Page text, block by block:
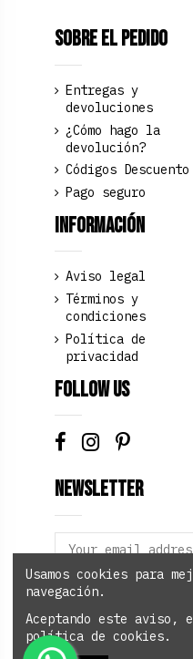
Sobre el pedido
Entregas y
devoluciones
¿Cómo hago la
devolución?
Códigos Descuento
Pago seguro
Información
Aviso legal
Términos y
condiciones
Política de
privacidad
Follow us
Newsletter
Usamos cookies para
navegación.
Aceptando este aviso,
política de cookies.